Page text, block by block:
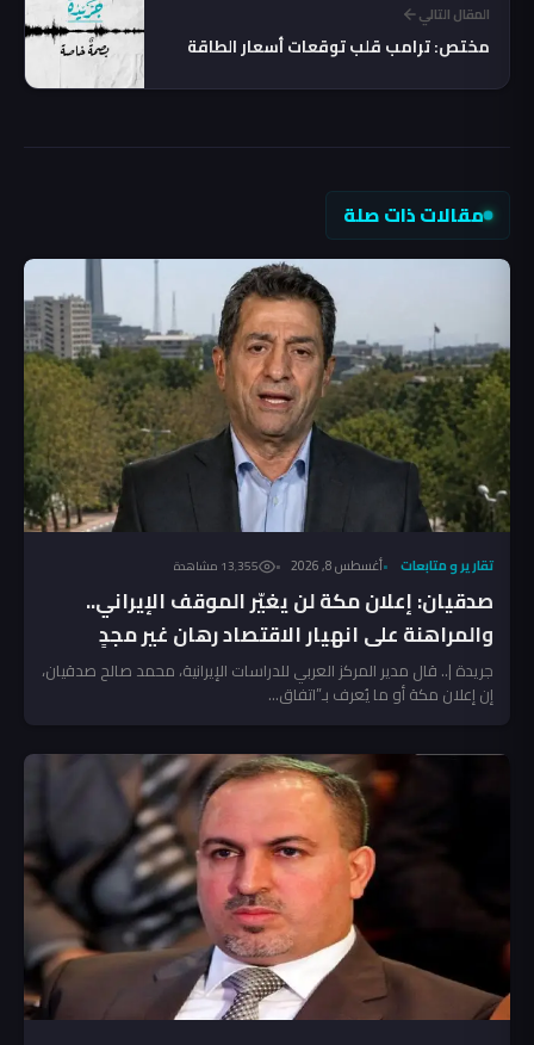
المقال التالي
مختص: ترامب قلب توقعات أسعار الطاقة
مقالات ذات صلة
تقارير و متابعات أغسطس 8, 2026 13٬355 مشاهدة
صدقيان: إعلان مكة لن يغيّر الموقف الإيراني..
والمراهنة على انهيار الاقتصاد رهان غير مجدٍ
جريدة |.. قال مدير المركز العربي للدراسات الإيرانية، محمد صالح صدقيان،
إن إعلان مكة أو ما يُعرف بـ”اتفاق...